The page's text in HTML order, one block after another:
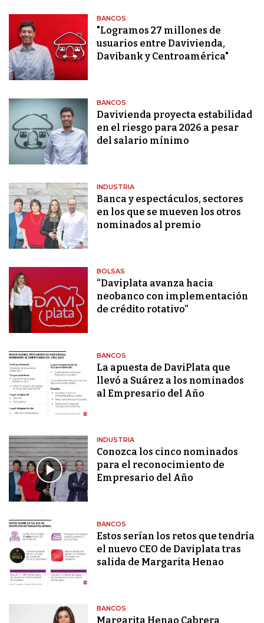
BANCOS
"Logramos 27 millones de
usuarios entre Davivienda,
Davibank y Centroamérica"
BANCOS
Davivienda proyecta estabilidad
en el riesgo para 2026 a pesar
del salario mínimo
INDUSTRIA
Banca y espectáculos, sectores
en los que se mueven los otros
nominados al premio
BOLSAS
“Daviplata avanza hacia
neobanco con implementación
de crédito rotativo”
BANCOS
La apuesta de DaviPlata que
llevó a Suárez a los nominados
al Empresario del Año
INDUSTRIA
Conozca los cinco nominados
para el reconocimiento de
Empresario del Año
BANCOS
Estos serían los retos que tendría
el nuevo CEO de Daviplata tras
salida de Margarita Henao
BANCOS
Margarita Henao Cabrera